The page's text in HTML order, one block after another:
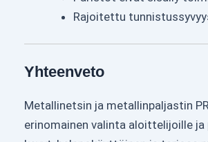
Rajoitettu
Yhteenveto
Metallinetsin ja metallinpaljastin
erinomainen valinta aloittelijoille ja